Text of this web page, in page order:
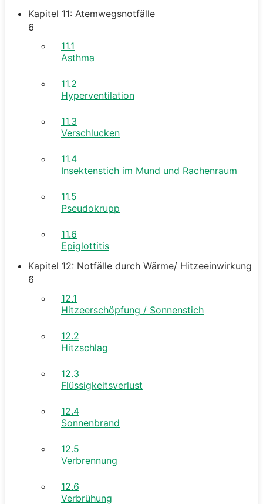
Kapitel 11: Atemwegsnotfälle
6
11.1
Asthma
11.2
Hyperventilation
11.3
Verschlucken
11.4
Insektenstich im Mund und Rachenraum
11.5
Pseudokrupp
11.6
Epiglottitis
Kapitel 12: Notfälle durch Wärme/ Hitzeeinwirkung
6
12.1
Hitzeerschöpfung / Sonnenstich
12.2
Hitzschlag
12.3
Flüssigkeitsverlust
12.4
Sonnenbrand
12.5
Verbrennung
12.6
Verbrühung